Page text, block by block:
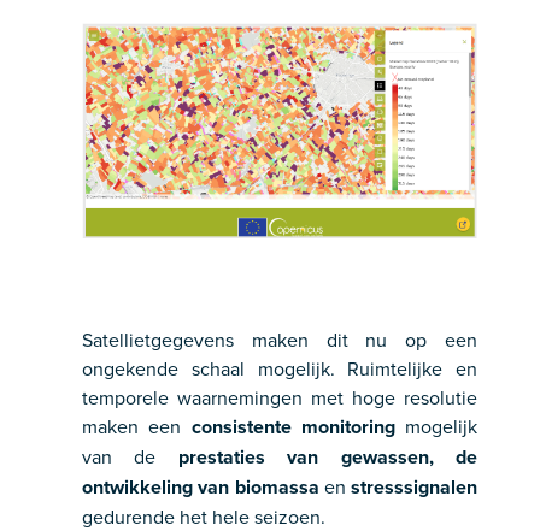
Satellietgegevens maken dit nu op een
ongekende schaal mogelijk. Ruimtelijke en
temporele waarnemingen met hoge resolutie
maken een consistente monitoringmogelijk
van de prestaties van gewassen, de
ontwikkeling van biomassa en stresssignalen
gedurende het hele seizoen.